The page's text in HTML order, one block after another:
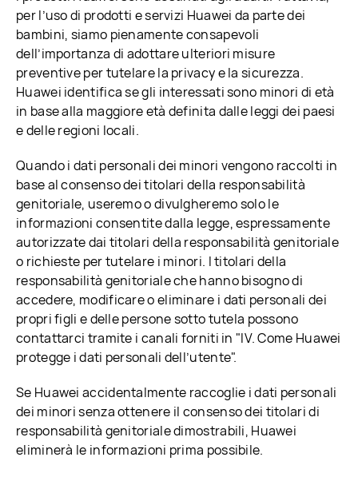
per l’uso di prodotti e servizi Huawei da parte dei
bambini, siamo pienamente consapevoli
dell’importanza di adottare ulteriori misure
preventive per tutelare la privacy e la sicurezza.
Huawei identifica se gli interessati sono minori di età
in base alla maggiore età definita dalle leggi dei paesi
e delle regioni locali.
Quando i dati personali dei minori vengono raccolti in
base al consenso dei titolari della responsabilità
genitoriale, useremo o divulgheremo solo le
informazioni consentite dalla legge, espressamente
autorizzate dai titolari della responsabilità genitoriale
o richieste per tutelare i minori. I titolari della
responsabilità genitoriale che hanno bisogno di
accedere, modificare o eliminare i dati personali dei
propri figli e delle persone sotto tutela possono
contattarci tramite i canali forniti in "IV. Come Huawei
protegge i dati personali dell’utente".
Se Huawei accidentalmente raccoglie i dati personali
dei minori senza ottenere il consenso dei titolari di
responsabilità genitoriale dimostrabili, Huawei
eliminerà le informazioni prima possibile.